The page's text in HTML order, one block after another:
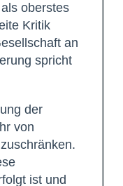
oberstes
Kritik
an
spricht
der
von
ist und